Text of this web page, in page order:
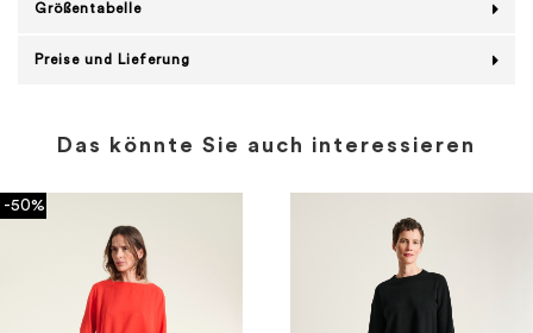
Größentabelle
Preise und Lieferung
Das könnte Sie auch interessieren
-50%